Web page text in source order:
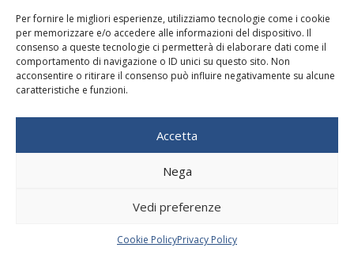
Per fornire le migliori esperienze, utilizziamo tecnologie come i cookie
per memorizzare e/o accedere alle informazioni del dispositivo. Il
consenso a queste tecnologie ci permetterà di elaborare dati come il
comportamento di navigazione o ID unici su questo sito. Non
acconsentire o ritirare il consenso può influire negativamente su alcune
caratteristiche e funzioni.
Accetta
Nega
Vedi preferenze
Cookie PolicyPrivacy Policy